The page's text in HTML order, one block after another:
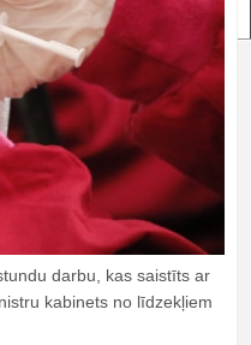
darbu, kas saistīts ar
kabinets no līdzekļiem